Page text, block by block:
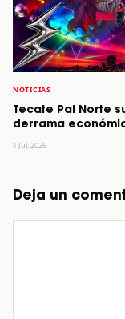
NOTICIAS
Tecate Pal Norte
derrama
1 Jul, 2026
Deja un
Comentario